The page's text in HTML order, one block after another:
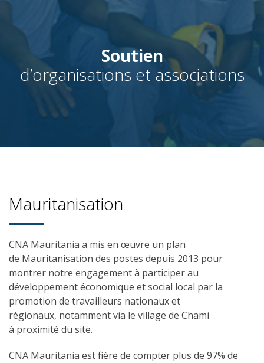
Soutien
d’organisations et associations
Mauritanisation
CNA Mauritania a mis en œuvre un plan
de Mauritanisation des postes depuis 2013 pour
montrer notre engagement à participer au
développement économique et social local par la
promotion de travailleurs nationaux et
régionaux, notammentvia le village de Chami
à proximité du site.
CNA Mauritania est fière de compter plus de 97% de